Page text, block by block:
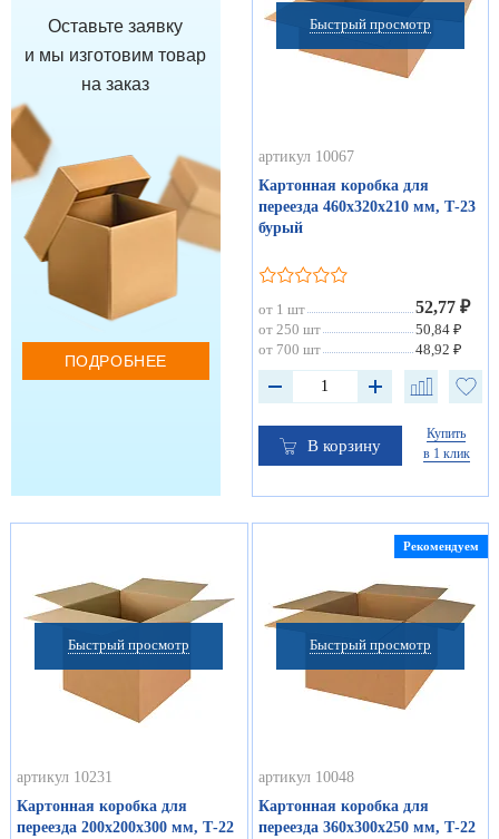
Оставьте заявку
и мы изготовим товар
на заказ
ПОДРОБНЕЕ
Быстрый просмотр
артикул 10067
Картонная коробка для
переезда 460х320х210 мм, Т-23
бурый
от 1 шт 52,77 ₽
от 250 шт
50,84 ₽
от 700 шт
48,92 ₽
В корзину
Купить
в 1 клик
Быстрый просмотр
артикул 10231
Картонная коробка для
переезда 200х200х300 мм, Т-22
Быстрый просмотр
Рекомендуем
артикул 10048
Картонная коробка для
переезда 360х300х250 мм, Т-22